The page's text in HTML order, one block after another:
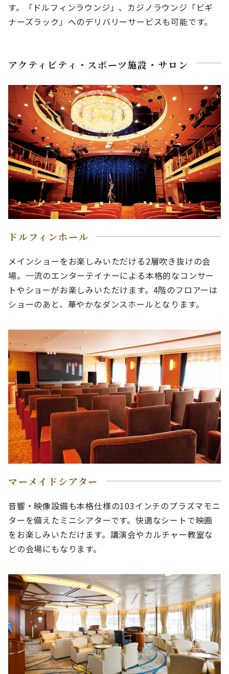
す。「ドルフィンラウンジ」、カジノラウンジ「ビギ
ナーズラック」へのデリバリーサービスも可能です。
アクティビティ・スポーツ施設・サロン
ドルフィンホール
メインショーをお楽しみいただける2層吹き抜けの会
場。一流のエンターテイナーによる本格的なコンサー
トやショーがお楽しみいただけます。4階のフロアーは
ショーのあと、華やかなダンスホールとなります。
マーメイドシアター
音響・映像設備も本格仕様の103インチのプラズマモニ
ターを備えたミニシアターです。快適なシートで映画
をお楽しみいただけます。講演会やカルチャー教室な
どの会場にもなります。